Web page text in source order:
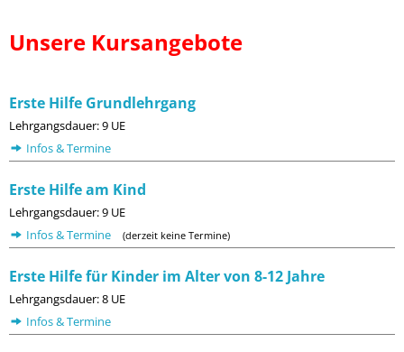
Unsere Kursangebote
Erste Hilfe Grundlehrgang
Lehrgangsdauer: 9 UE
Infos & Termine
Erste Hilfe am Kind
Lehrgangsdauer: 9 UE
Infos & Termine
(derzeit keine Termine)
Erste Hilfe für Kinder im Alter von 8-12 Jahre
Lehrgangsdauer: 8 UE
Infos & Termine